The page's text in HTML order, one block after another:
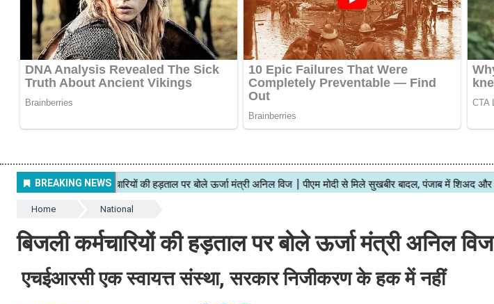
Home National
बिजली कर्मचारियों की हड़ताल पर बोले ऊर्जा मंत्री अनिल विज
एचईआरसी एक स्वायत्त संस्था, सरकार निजीकरण के हक में नहीं